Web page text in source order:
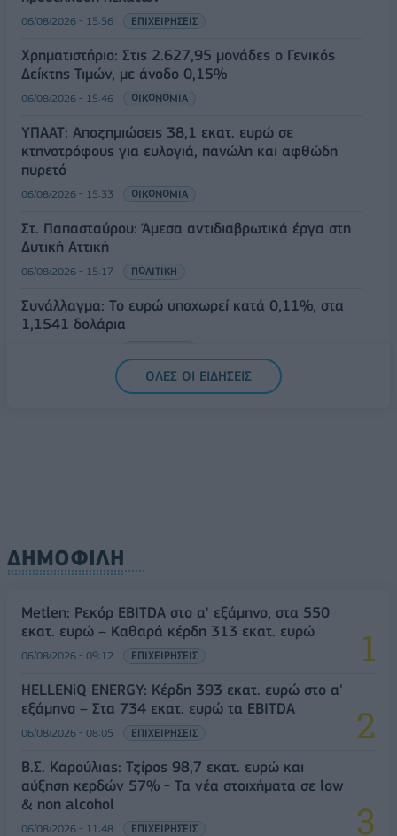
06/08/2026 - 15:56 ΕΠΙΧΕΙΡΗΣΕΙΣ
Χρηματιστήριο: Στις 2.627,95 μονάδες ο Γενικός
Δείκτης Τιμών, με άνοδο 0,15%
06/08/2026 - 15:46 ΟΙΚΟΝΟΜΙΑ
ΥΠΑΑΤ: Αποζημιώσεις 38,1 εκατ. ευρώ σε
κτηνοτρόφους για ευλογιά, πανώλη και αφθώδη
πυρετό
06/08/2026 - 15:33 ΟΙΚΟΝΟΜΙΑ
Στ. Παπασταύρου: Άμεσα αντιδιαβρωτικά έργα στη
Δυτική Αττική
06/08/2026 - 15:17 ΠΟΛΙΤΙΚΗ
Συνάλλαγμα: Το ευρώ υποχωρεί κατά 0,11%, στα
1,1541 δολάρια
ΟΛΕΣ ΟΙ ΕΙΔΗΣΕΙΣ
ΔΗΜΟΦΙΛΗ
Metlen: Ρεκόρ EBITDA στο α' εξάμηνο, στα 550
εκατ. ευρώ – Καθαρά κέρδη 313 εκατ. ευρώ
06/08/2026 - 09:12 ΕΠΙΧΕΙΡΗΣΕΙΣ
HELLENiQ ENERGY: Κέρδη 393 εκατ. ευρώ στο α'
εξάμηνο – Στα 734 εκατ. ευρώ τα EBITDA
06/08/2026 - 08:05 ΕΠΙΧΕΙΡΗΣΕΙΣ
Β.Σ. Καρούλιας: Τζίρος 98,7 εκατ. ευρώ και
αύξηση κερδών 57% - Τα νέα στοιχήματα σε low
& non alcohol
06/08/2026 - 11:48 ΕΠΙΧΕΙΡΗΣΕΙΣ